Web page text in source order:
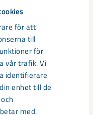
för att
till
för
vår trafik. Vi
identifierare
enhet till de
med.
program för
omställning.